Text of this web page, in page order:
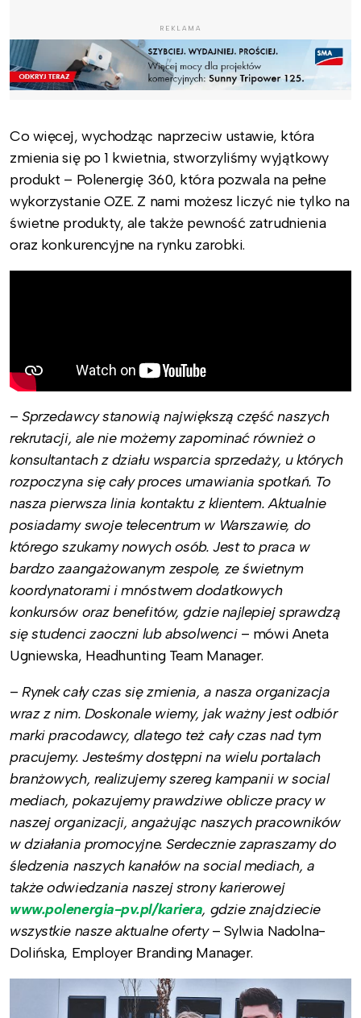
REKLAMA
Co więcej, wychodząc naprzeciw ustawie, która
zmienia się po 1 kwietnia, stworzyliśmy wyjątkowy
produkt – Polenergię 360, która pozwala na pełne
wykorzystanie OZE. Z nami możesz liczyć nie tylko na
świetne produkty, ale także pewność zatrudnienia
oraz konkurencyjne na rynku zarobki.
–Sprzedawcy stanowią największą część naszych
rekrutacji, ale nie możemy zapominać również o
konsultantach z działu wsparcia sprzedaży, u których
rozpoczyna się cały proces umawiania spotkań. To
nasza pierwsza linia kontaktu z klientem. Aktualnie
posiadamy swoje telecentrum w Warszawie, do
którego szukamy nowych osób. Jest to praca w
bardzo zaangażowanym zespole, ze świetnym
koordynatorami i mnóstwem dodatkowych
konkursów oraz benefitów, gdzie najlepiej sprawdzą
się studenci zaoczni lub absolwenci– mówi Aneta
Ugniewska, Headhunting Team Manager.
–Rynek cały czas się zmienia, a nasza organizacja
wraz z nim. Doskonale wiemy, jak ważny jest odbiór
marki pracodawcy, dlatego też cały czas nad tym
pracujemy. Jesteśmy dostępni na wielu portalach
branżowych, realizujemy szereg kampanii w social
mediach, pokazujemy prawdziwe oblicze pracy w
naszej organizacji, angażując naszych pracowników
w działania promocyjne. Serdecznie zapraszamy do
śledzenia naszych kanałów na social mediach, a
także odwiedzania naszej strony karierowej
www.polenergia-pv.pl/kariera, gdzie znajdziecie
wszystkie nasze aktualne oferty– Sylwia Nadolna-
Dolińska, Employer Branding Manager.